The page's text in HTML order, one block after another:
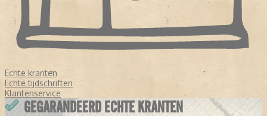
Echte kranten
Echte tijdschriften
Klantenservice
GEGARANDEERD ECHTE KRANTEN